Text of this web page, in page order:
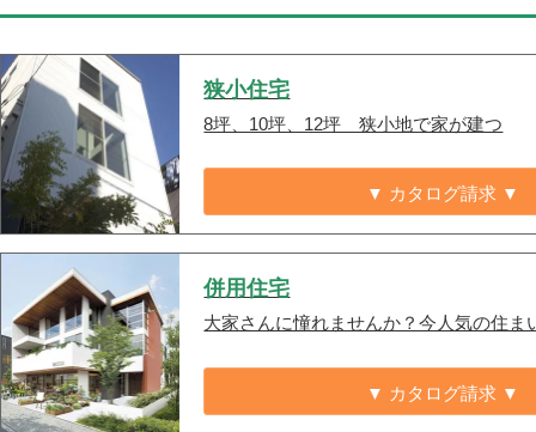
狭小住宅
8坪、10坪、12坪 狭小地で家が建つ
▼ カタログ請求 ▼
併用住宅
大家さんに憧れませんか？今人気の住ま
▼ カタログ請求 ▼